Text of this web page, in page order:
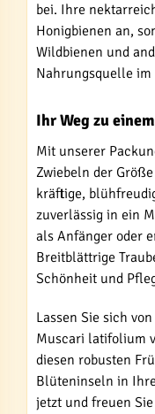
bei. Ihre
Honigbienen an,
Wildbienen und
Nahrungsquelle im
Ihr Weg zu
Mit unserer
Zwiebeln der
kräftige,
zuverlässig in ein
als Anfänger oder
Breitblättrige
Schönheit und
Lassen Sie sich
Muscari latifolium
diesen robusten
Blüteninseln in
jetzt und freuen